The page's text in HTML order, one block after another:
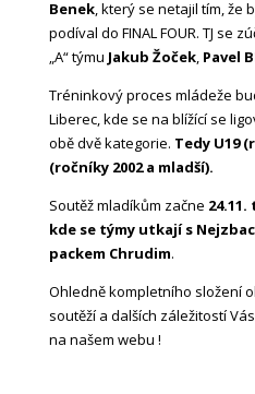
Benek, který se netajil tím, že
podíval do FINAL FOUR. TJ se
„A“ týmu Jakub Žoček, Pavel
Tréninkový proces mládeže
Liberec, kde se na blížící se
obě dvě kategorie. Tedy U19
(ročníky 2002 a mladší).
Soutěž mladíkům začne
kde se týmy utkají s
packem Chrudim.
Ohledně kompletního složení
soutěží a dalších záležitostí
na našem webu !